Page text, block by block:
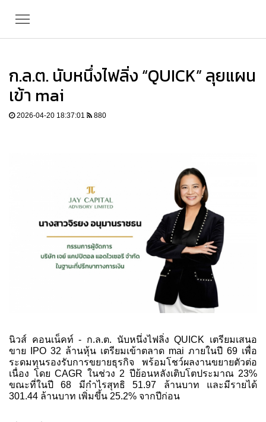
ก.ล.ต. นับหนึ่งไฟลิ่ง “QUICK” ลุยแผน
เข้า mai
2026-04-20 18:37:01 880
นิวส์ คอนเน็คท์ - ก.ล.ต. นับหนึ่งไฟลิ่ง QUICK เตรียมเสนอ
ขาย IPO 32 ล้านหุ้น เตรียมเข้าตลาด mai ภายในปี 69 เพื่อ
ระดมทุนรองรับการขยายธุรกิจ พร้อมโชว์ผลงานขยายตัวต่อ
เนื่อง โดย CAGR ในช่วง 2 ปีย้อนหลังเติบโตประมาณ 23%
ขณะที่ในปี 68 มีกำไรสุทธิ 51.97 ล้านบาท และมีรายได้
301.44 ล้านบาท เพิ่มขึ้น 25.2% จากปีก่อน